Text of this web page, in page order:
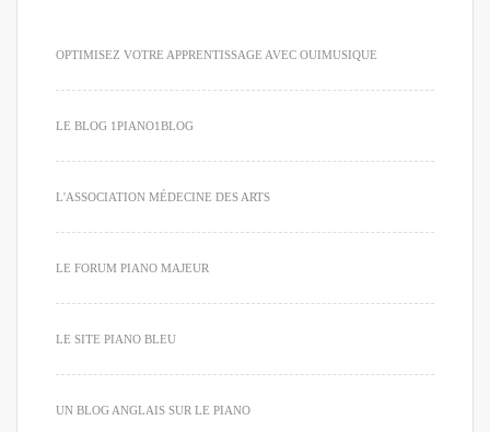
OPTIMISEZ VOTRE APPRENTISSAGE AVEC OUIMUSIQUE
LE BLOG 1PIANO1BLOG
L'ASSOCIATION MÉDECINE DES ARTS
LE FORUM PIANO MAJEUR
LE SITE PIANO BLEU
UN BLOG ANGLAIS SUR LE PIANO